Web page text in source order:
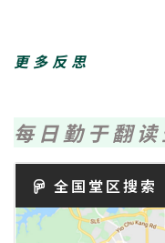
更多反思
每日勤于翻
全国堂区搜索